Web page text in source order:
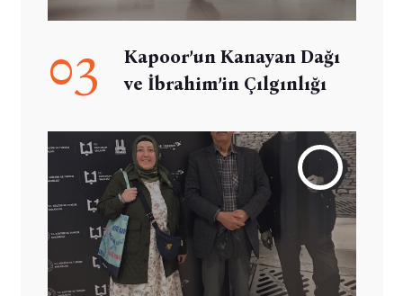
03
Kapoor’un Kanayan Dağı
ve İbrahim’in Çılgınlığı